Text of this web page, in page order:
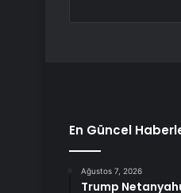
En Güncel
Ağustos 7, 2026
Trump